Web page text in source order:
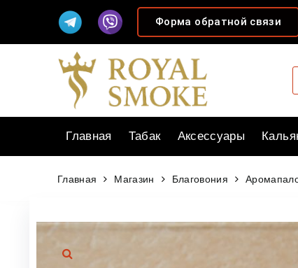
Форма обратной связи
Главная Табак Аксессуары
Главная Магазин Благовония